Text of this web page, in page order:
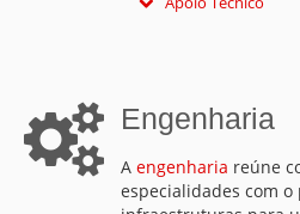
Engenharia
A engenharia reúne
especialidades com